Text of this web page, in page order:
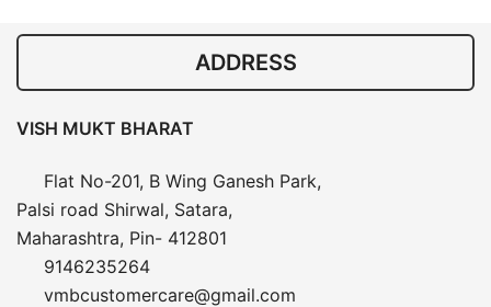
ADDRESS
VISH MUKT BHARAT
Flat No-201, B Wing Ganesh Park,
Palsi road Shirwal, Satara,
Maharashtra, Pin- 412801
9146235264
vmbcustomercare@gmail.com